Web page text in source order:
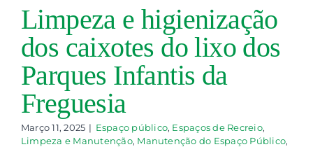
do
Público
Infantis
Limpeza e higienização
dos caixotes do lixo dos
Parques Infantis da
Freguesia
Março 11, 2025 | Espaço público, Espaços de Recreio,
Limpeza e Manutenção, Manutenção do Espaço Público,